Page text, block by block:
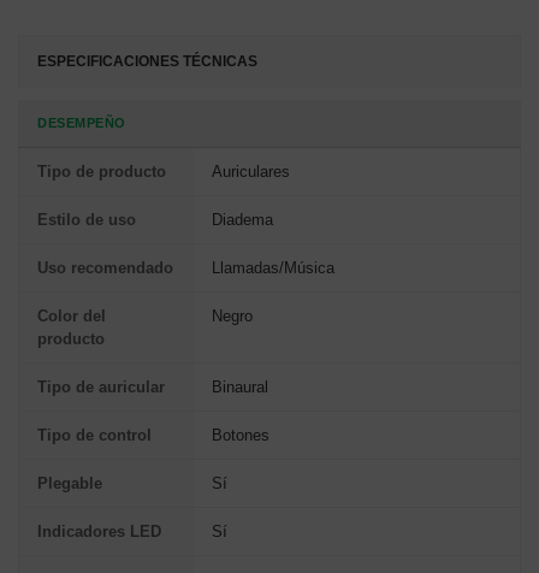
ESPECIFICACIONES TÉCNICAS
DESEMPEÑO
Tipo de producto Auriculares
Estilo de uso Diadema
Uso recomendado Llamadas/Música
Color del
producto
Negro
Tipo de auricular Binaural
Tipo de control Botones
Plegable Sí
Indicadores LED Sí